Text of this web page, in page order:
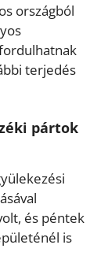
országból
terjedés
pártok
és péntek
is